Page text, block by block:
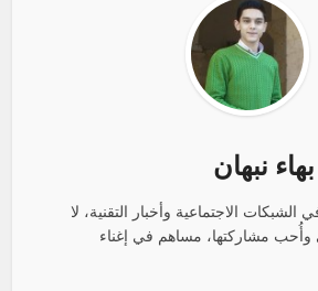
بهاء نبهان
الاجتماعية وأخبار التقنية، لا
وأُحب مشاركتها، مساهم في إغناء